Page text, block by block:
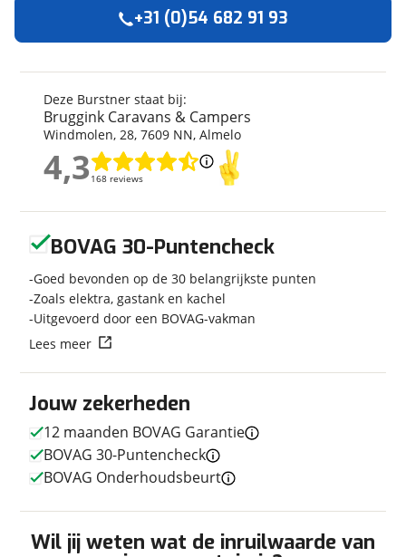
Merk
Burstner
Automerk camper
Ford
Model
Uitvoering
590
Kenteken
GBZ50K
Kilometerstand
16.687 km
Modeljaar
2024
Carrosserievorm
Busmodel
Nieuw of occasion
Occasion
Techniek
Transmissie
Vermogen
170pk
Hoogte
2,84 m
Deze Burstner staat bij:
Bruggink Caravans & Campers
Windmolen, 28, 7609 NN, Almelo
4,3 168 reviews
4,3
+31 (0)54 682 91 93
Jouw zekerheden
12 maanden BOVAG Garantie
BOVAG 30-Puntencheck
BOVAG Onderhoudsbeurt
Wil jij weten wat de inruilwaarde van
BOVAG 30-Puntencheck
Goed bevonden op de 30 belangrijkste punten
Zoals elektra, gastank en kachel
Uitgevoerd door een BOVAG-vakman
Lees meer